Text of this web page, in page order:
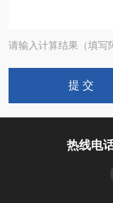
请输入计算结果（填写
热线电